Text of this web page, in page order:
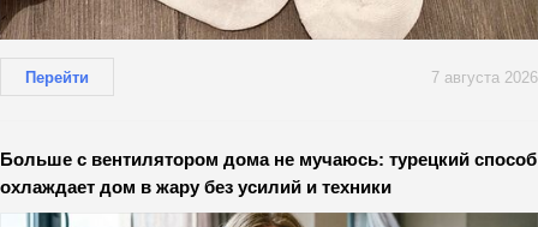
Перейти 7 августа 2026
Больше с вентилятором дома не мучаюсь: турецкий способ
охлаждает дом в жару без усилий и техники